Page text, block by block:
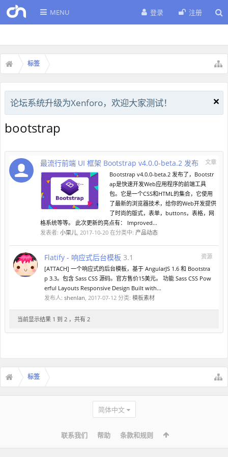
MENU 登录 注册
标签
论坛系统升级为Xenforo，欢迎大家测试！
bootstrap
文章
最流行前端 UI 框架 Bootstrap v4.0.0-beta.2 发布
Bootstrap v4.0.0-beta.2 发布了，Bootstr
ap是快速开发Web应用程序的前端工具
包。它是一个CSS和HTML的集合，它使用
了最新的浏览器技术，给你的Web开发提供
了时尚的版式，表单，buttons，表格，网
格系统等等。 此次更新的亮点有： Improved...
发表者: 小栗儿, 2017-10-20 在分类中: 产品动态
资源
Flatify - 响应式后台模板 3.1
[ATTACH] 一个响应式的后台模板，基于 AngularJS 1.6 和 Bootstra
p 3.3。包含 Sass CSS 源码。官方售价15美元。 功能 Sass CSS Pow
erful Layouts Responsive Design Built with...
发布人: shenlan, 2017-07-12 分类: 模板素材
当前显示结果 1 到 2 ，共有 2
标签
简体中文
联系我们 帮助 条款和规则